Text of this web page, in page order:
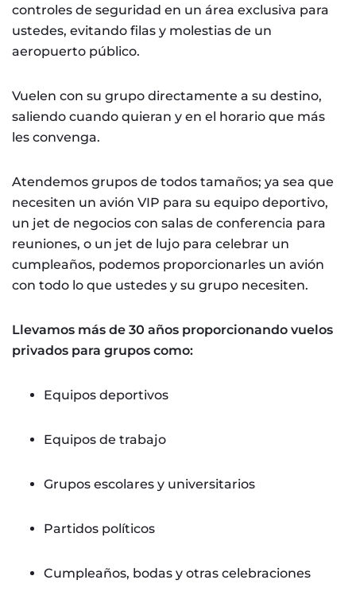
controles de seguridad en un área exclusiva para
ustedes, evitando filas y molestias de un
aeropuerto público.
Vuelen con su grupo directamente a su destino,
saliendo cuando quieran y en el horario que más
les convenga.
Atendemos grupos de todos tamaños; ya sea que
necesiten un avión VIP para su equipo deportivo,
un jet de negocios con salas de conferencia para
reuniones, o un jet de lujo para celebrar un
cumpleaños, podemos proporcionarles un avión
con todo lo que ustedes y su grupo necesiten.
Llevamos más de 30 años proporcionando vuelos
privados para grupos como:
Equipos deportivos
Equipos de trabajo
Grupos escolares y universitarios
Partidos políticos
Cumpleaños, bodas y otras celebraciones